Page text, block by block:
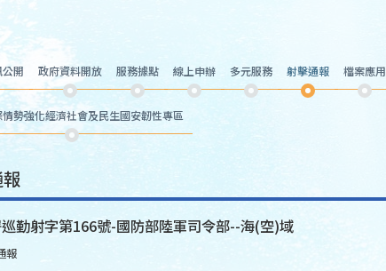
開 政府資料開放 服務據點 線上申辦 多元服務 射擊通報 檔案應用
勢強化經濟社會及民生國安韌性專區
勤射字第166號-國防部陸軍司令部--海(空)域
報